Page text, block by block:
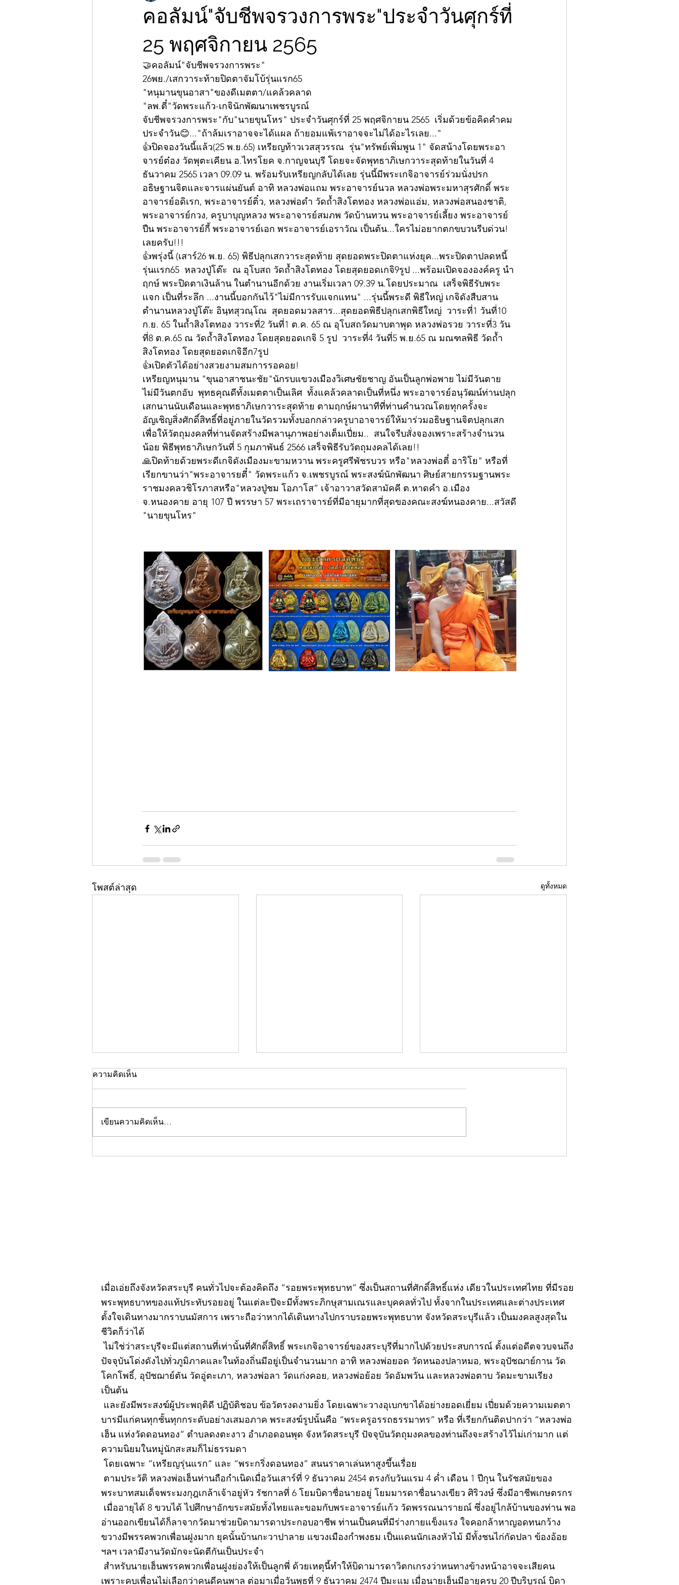
คอลัมน์"จับชีพจรวงการพระ"ประจำวันศุกร์ที่
25 พฤศจิกายน 2565
🤝คอลัมน์"จับชีพจรวงการพระ"
26พย./เสกวาระท้ายปิดตาจัมโบ้รุ่นแรก65
"หนุมานขุนอาสา"ของดีเมตตา/แคล้วคลาด
"ลพ.ตี๋"วัดพระแก้ว-เกจินักพัฒนาเพชรบูรณ์
จับชีพจรวงการพระ"กับ"นายขุนโหร" ประจำวันศุกร์ที่ 25 พฤศจิกายน 2565  เริ่มด้วยข้อคิดคำคม
ประจำวัน😊..."ถ้าล้มเราอาจจะได้แผล ถ้ายอมแพ้เราอาจจะไม่ได้อะไรเลย..."
👍ปิดจองวันนี้แล้ว(25 พ.ย.65) เหรียญท้าวเวสสุวรรณ  รุ่น"ทรัพย์เพิ่มพูน 1" จัดสน้างโดยพระอา
จารย์ต๋อง วัดพุตะเคียน อ.ไทรโยค จ.กาญจนบุรี โดยจะจัดพุทธาภิเษกวาระสุดท้ายในวันที่ 4
ธันวาคม 2565 เวลา 09.09 น. พร้อมรับเหรียญกลับได้เลย รุ่นนี้มีพระเกจิอาจารย์ร่วมนั่งปรก
อธิษฐานจิตและจารแผ่นยันต์ อาทิ หลวงพ่อแถม พระอาจารย์นวล หลวงพ่อพระมหาสุรศักดิ์ พระ
อาจารย์อดิเรก, พระอาจารย์ติ๋ว, หลวงพ่อดำ วัดถ้ำสิงโตทอง หลวงพ่อแอ่ม, หลวงพ่อสนองชาติ,
พระอาจารย์กวง, ครูบาบุญหลวง พระอาจารย์สมภพ วัดบ้านทวน พระอาจารย์เลี้ยง พระอาจารย์
ปืน พระอาจารย์กี้ พระอาจารย์เอก พระอาจารย์เอราวัณ เป็นต้น...ใครไม่อยากตกขบวนรีบด่วน!
เลยครับ!!!
👍พรุ่งนี้ (เสาร์26 พ.ย. 65) พิธีปลุกเสกวาระสุดท้าย สุดยอดพระปิดตาแห่งยุค...พระปิดตาปลดหนี้
รุ่นเเรก65  หลวงปู่โต๊ะ  ณ อุโบสถ วัดถ้ำสิงโตทอง โดยสุดยอดเกจิ9รูป ...พร้อมเปิดจององค์ครู นำ
ฤกษ์ พระปิดตาเงินล้าน ในตำนานอีกด้วย งานเริ่มเวลา 09.39 น.โดยประมาณ  เสร็จพิธีรับพระ
เเจก เป็นที่ระลึก ...งานนี้บอกกันไว้"ไม่มีการรับแจกแทน" ...รุ่นนี้พระดี พิธีใหญ่ เกจิดังสืบสาน
ตำนานหลวงปู่โต๊ะ อินฺทสุวณฺโณ  สุดยอดมวลสาร...สุดยอดพิธีปลุกเสกพิธีใหญ่  วาระที่1 วันที่10
ก.ย. 65 ในถ้ำสิงโตทอง วาระที่2 วันที่1 ต.ค. 65 ณ อุโบสถวัดมาบตาพุด หลวงพ่อรวย วาระที่3 วัน
ที่8 ต.ค.65 ณ วัดถ้ำสิงโตทอง โดยสุดยอดเกจิ 5 รูป  วาระที่4 วันที่5 พ.ย.65 ณ มณฑลพิธี วัดถ้ำ
สิงโตทอง โดยสุดยอดเกจิอีก7รูป
👍เปิดตัวได้อย่างสวยงามสมการรอคอย!
เหรียญหนุมาน "ขุนอาสาชนะชัย"นักรบแขวงเมืองวิเศษชัยชาญ อันเป็นลูกพ่อพาย ไม่มีวันตาย
ไม่มีวันตกอับ  พุทธคุณดีทั้งเมตตาเป็นเลิศ  ทั้งแคล้วคลาดเป็นที่หนึ่ง พระอาจารย์อนุวัฒน์ท่านปลุก
เสกนานนับเดือนและพุทธาภิเษกวาระสุดท้าย ตามฤกษ์ผานาทีที่ท่านคำนวณโดยทุกครั้งจะ
อัญเชิญสิ่งศักดิ์สิทธิ์ที่อยู่ภายในวัดรวมทั้งบอกกล่าวครูบาอาจารย์ให้มาร่วมอธิษฐานจิตปลุกเสก
เพื่อให้วัตถุมงคลที่ท่านจัดสร้างมีพลานุภาพอย่างเต็มเปี่ยม..  สนใจรีบสั่งจองเพราะสร้างจำนวน
น้อย พิธีพุทธาภิเษกวันที่ 5 กุมภาพันธ์ 2566 เสร็จพิธีรับวัตถุมงคลได้เลย!!
🙏ปิดท้ายด้วยพระดีเกจิดังเมืองมะขามหวาน พระครูศรีพัชรบวร หรือ"หลวงพ่อตี๋ อาริโย" หรือที่
เรียกขานว่า"พระอาจารยตี๋" วัดพระแก้ว จ.เพชรบูรณ์ พระสงฆ์นักพัฒนา ศิษย์สายกรรมฐานพระ
ราชมงคลวชิโรภาสหรือ"หลวงปู่ชม โอภาโส” เจ้าอาวาสวัดสามัคคี ต.หาดคำ อ.เมือง
จ.หนองคาย อายุ 107 ปี พรรษา 57 พระเถราจารย์ที่มีอายุมากที่สุดของคณะสงฆ์หนองคาย...สวัสดี
"นายขุนโหร"
โพสต์ล่าสุด ดูทั้งหมด
คอลัมน์"จับชีพจรวงการ
คอลัมน์"จับชีพจรวงการ
คอลัมน์"จับชีพจรวงการ
ความคิดเห็น
เขียนความคิดเห็น…
เมื่อเอ่ยถึงจังหวัดสระบุรี คนทั่วไปจะต้องคิดถึง “รอยพระพุทธบาท” ซึ่งเป็นสถานที่ศักดิ์สิทธิ์แห่ง เดียวในประเทศไทย ที่มีรอย
พระพุทธบาทของแท้ประทับรอยอยู่ ในแต่ละปีจะมีทั้งพระภิกษุสามเณรและบุคคลทั่วไป ทั้งจากในประเทศและต่างประเทศ
ตั้งใจเดินทางมากราบนมัสการ เพราะถือว่าหากได้เดินทางไปกราบรอยพระพุทธบาท จังหวัดสระบุรีแล้ว เป็นมงคลสูงสุดใน
ชีวิตก็ว่าได้
ไม่ใช่ว่าสระบุรีจะมีแต่สถานที่เท่านั้นที่ศักดิ์สิทธิ์ พระเกจิอาจารย์ของสระบุรีที่มากไปด้วยประสบการณ์ ตั้งแต่อดีตจวบจนถึง
ปัจจุบันโด่งดังไปทั่วภูมิภาคและในท้องถิ่นมีอยู่เป็นจำนวนมาก อาทิ หลวงพ่อยอด วัดหนองปลาหมอ, พระอุปัชฌาย์กาน วัด
โคกโพธิ์, อุปัชฌาย์ตัน วัดอู่ตะเภา, หลวงพ่อลา วัดแก่งคอย, หลวงพ่อย้อย วัดอัมพวัน และหลวงพ่อตาบ วัดมะขามเรียง
เป็นต้น
และยังมีพระสงฆ์ผู้ประพฤติดี ปฏิบัติชอบ ข้อวัตรงดงามยิ่ง โดยเฉพาะวางอุเบกขาได้อย่างยอดเยี่ยม เปี่ยมด้วยความเมตตา
บารมีแก่คนทุกชั้นทุกกระดับอย่างเสมอภาค พระสงฆ์รูปนั้นคือ “พระครูอรรถธรรมาทร” หรือ ที่เรียกกันติดปากว่า “หลวงพ่อ
เฮ็น แห่งวัดดอนทอง” ตำบลดงตะงาว อำเภอดอนพุด จังหวัดสระบุรี ปัจจุบันวัตถุมงคลของท่านถึงจะสร้างไว้ไม่เก่ามาก แต่
ความนิยมในหมู่นักสะสมก็ไม่ธรรมดา
โดยเฉพาะ “เหรียญรุ่นแรก” และ “พระกริ่งดอนทอง” สนนราคาเล่นหาสูงขึ้นเรื่อย
ตามประวัติ หลวงพ่อเฮ็นท่านถือกำเนิดเมื่อวันเสาร์ที่ 9 ธันวาคม 2454 ตรงกับวันแรม 4 ค่ำ เดือน 1 ปีกุน ในรัชสมัยของ
พระบาทสมเด็จพระมงกุฎเกล้าเจ้าอยู่หัว รัชกาลที่ 6 โยมบิดาชื่อนายอยู่ โยมมารดาชื่อนางเขียว ศิริวงษ์ ซึ่งมีอาชีพเกษตรกร
เมื่ออายุได้ 8 ขวบได้ ไปศึกษาอักขระสมัยทั้งไทยและขอมกับพระอาจารย์แก้ว วัดพรรณนารายณ์ ซึ่งอยู่ไกล้บ้านของท่าน พอ
อ่านออกเขียนได้ก็ลาจากวัดมาช่วยบิดามารดาประกอบอาชีพ ท่านเป็นคนที่มีร่างกายแข็งแรง ใจคอกล้าหาญอดทนกว้าง
ขวางมีพรรคพวกเพื่อนฝูงมาก ยุคนั้นบ้านกะวาปาลาย แขวงเมืองกำพงธม เป็นแดนนักเลงหัวไม้ มีทั้งชนไก่กัดปลา ข้องอ้อย
ฯลฯ เวลามีงานวัดมักจะนัดตีกันเป็นประจำ
สำหรับนายเฮ็นพรรคพวกเพื่อนฝูงย่องให้เป็นลูกพี่ ด้วยเหตุนี้ทำให้บิดามารดาวิตกเกรงว่าหนทางข้างหน้าอาจจะเสียคน
เพราะคบเพื่อนไม่เลือกว่าคนดีคนพาล ต่อมาเมื่อวันพุธที่ 9 ธันวาคม 2474 ปีมะแม เมื่อนายเฮ็นมีอายุครบ 20 ปีบริบูรณ์ บิดา